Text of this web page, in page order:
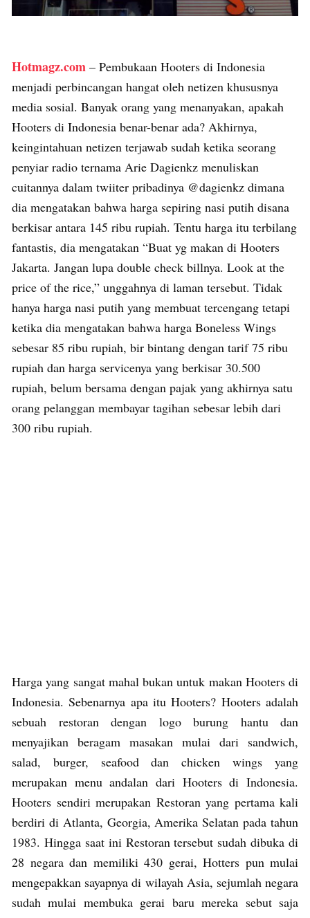
Hotmagz.com – Pembukaan Hooters di Indonesia
menjadi perbincangan hangat oleh netizen khususnya
media sosial. Banyak orang yang menanyakan, apakah
Hooters di Indonesia benar-benar ada? Akhirnya,
keingintahuan netizen terjawab sudah ketika seorang
penyiar radio ternama Arie Dagienkz menuliskan
cuitannya dalam twiiter pribadinya @dagienkz dimana
dia mengatakan bahwa harga sepiring nasi putih disana
berkisar antara 145 ribu rupiah. Tentu harga itu terbilang
fantastis, dia mengatakan “Buat yg makan di Hooters
Jakarta. Jangan lupa double check billnya. Look at the
price of the rice,” unggahnya di laman tersebut. Tidak
hanya harga nasi putih yang membuat tercengang tetapi
ketika dia mengatakan bahwa harga Boneless Wings
sebesar 85 ribu rupiah, bir bintang dengan tarif 75 ribu
rupiah dan harga servicenya yang berkisar 30.500
rupiah, belum bersama dengan pajak yang akhirnya satu
orang pelanggan membayar tagihan sebesar lebih dari
300 ribu rupiah.
Harga yang sangat mahal bukan untuk makan Hooters di
Indonesia. Sebenarnya apa itu Hooters? Hooters adalah
sebuah restoran dengan logo burung hantu dan
menyajikan beragam masakan mulai dari sandwich,
salad, burger, seafood dan chicken wings yang
merupakan menu andalan dari Hooters di Indonesia.
Hooters sendiri merupakan Restoran yang pertama kali
berdiri di Atlanta, Georgia, Amerika Selatan pada tahun
1983. Hingga saat ini Restoran tersebut sudah dibuka di
28 negara dan memiliki 430 gerai, Hotters pun mulai
mengepakkan sayapnya di wilayah Asia, sejumlah negara
sudah mulai membuka gerai baru mereka sebut saja